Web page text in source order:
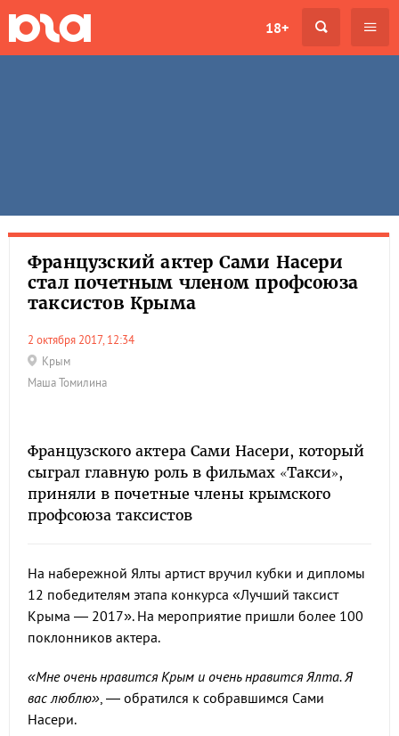
18+
Французский актер Сами Насери
стал почетным членом профсоюза
таксистов Крыма
2 октября 2017, 12:34
Крым
Маша Томилина
Французского актера Сами Насери, который
сыграл главную роль в фильмах «Такси»,
приняли в почетные члены крымского
профсоюза таксистов
На набережной Ялты артист вручил кубки и дипломы
12 победителям этапа конкурса «Лучший таксист
Крыма — 2017». На мероприятие пришли более 100
поклонников актера.
«Мне очень нравится Крым и очень нравится Ялта. Я
вас люблю», — обратился к собравшимся Сами
Насери.